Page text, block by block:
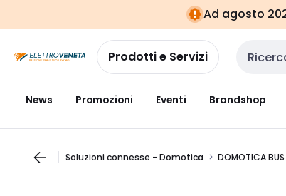
navigazionealla
pagina
Ad agosto
Prodotti e Servizi Cerca
News Promozioni Eventi Brandshop
Soluzioni connesse - Domotica DOMOTICA BUS